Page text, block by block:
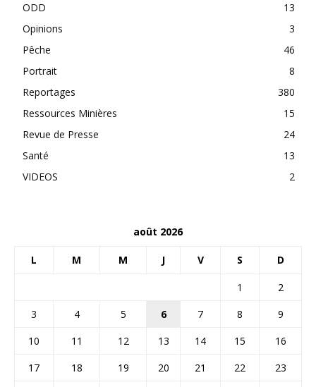
ODD
13
Opinions
3
Pêche
46
Portrait
8
Reportages
380
Ressources Minières
15
Revue de Presse
24
Santé
13
VIDEOS
2
août 2026
L M M J V S D
1
2
3
4 5 6 7 8
9
10
11 12 13 14 15
16
17
18 19 20 21 22
23